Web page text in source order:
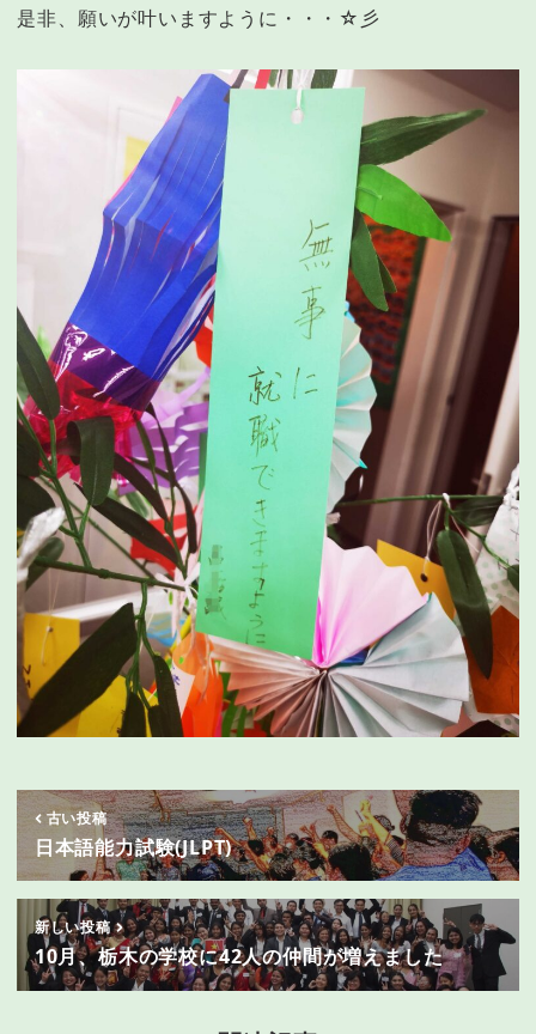
是非、願いが叶いますように・・・☆彡
古い投稿
日本語能力試験(JLPT)
新しい投稿
10月、栃木の学校に42人の仲間が増えました